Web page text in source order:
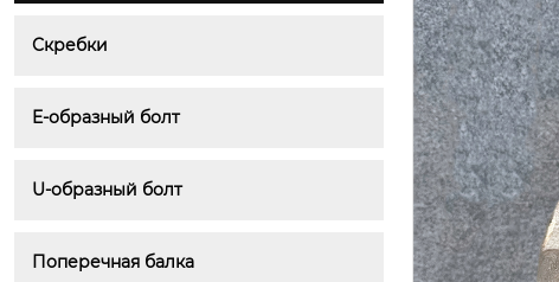
Скребки
E-образный болт
U-образный болт
Поперечная балка